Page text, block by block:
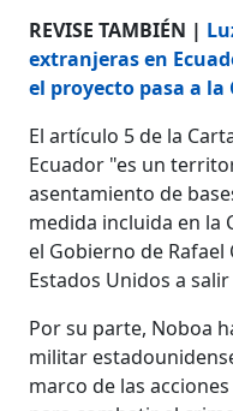
REVISE TAMBIÉN |
extranjeras en
el proyecto pasa a
El artículo 5 de la
Ecuador "es un
asentamiento de
medida incluida en la
el Gobierno de
Estados Unidos a salir
Por su parte, Noboa
militar
marco de las